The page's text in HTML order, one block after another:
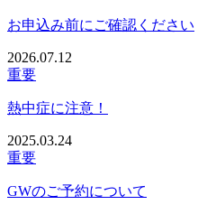
お申込み前にご確認ください
2026.07.12
重要
熱中症に注意！
2025.03.24
重要
GWのご予約について